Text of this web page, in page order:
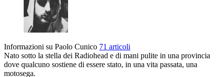
Informazioni su Paolo Cunico 71 articoli
Nato sotto la stella dei Radiohead e di mani pulite in una provincia
dove qualcuno sostiene di essere stato, in una vita passata, una
motosega.